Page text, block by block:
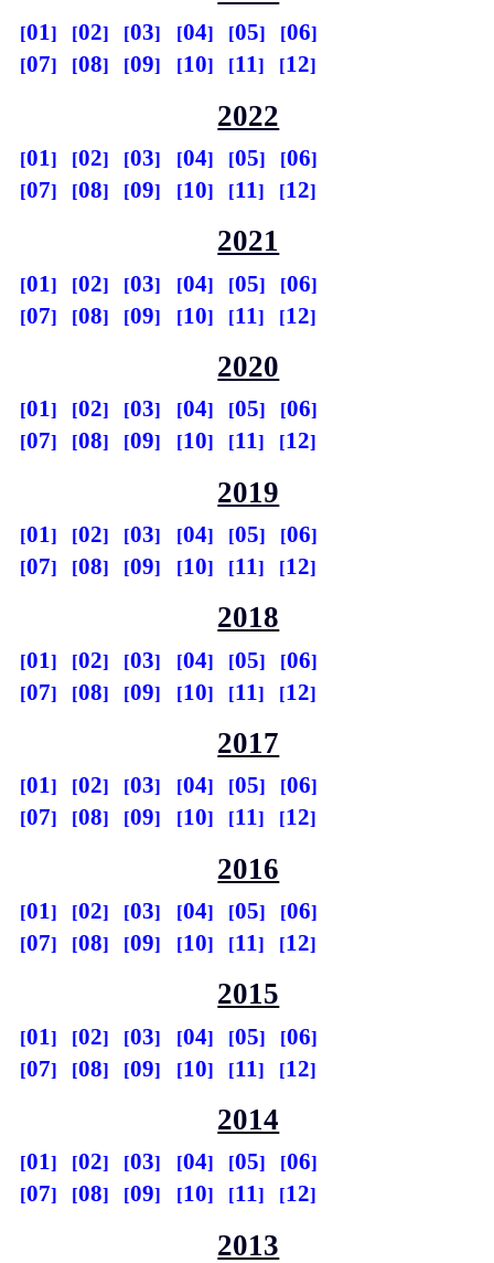
01 02 03 04 05
06
07
08 09 10 11 12
2022
01 02 03 04 05
06
07
08 09 10 11 12
2021
01 02 03 04 05
06
07
08 09 10 11 12
2020
01 02 03 04 05
06
07
08 09 10 11 12
2019
01 02 03 04 05
06
07
08 09 10 11 12
2018
01 02 03 04 05
06
07
08 09 10 11 12
2017
01 02 03 04 05
06
07
08 09 10 11 12
2016
01 02 03 04 05
06
07
08 09 10 11 12
2015
01 02 03 04 05
06
07
08 09 10 11 12
2014
01 02 03 04 05
06
07
08 09 10 11 12
2013